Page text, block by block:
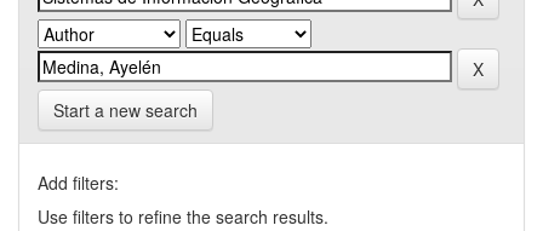
Start a new search
Add filters:
Use filters to refine the search results.